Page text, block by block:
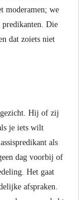
moderamen; we
predikanten. Die
dat zoiets niet
gezicht. Hij of zij
je iets wilt
als
dag voorbij of
Het gaat
afspraken.